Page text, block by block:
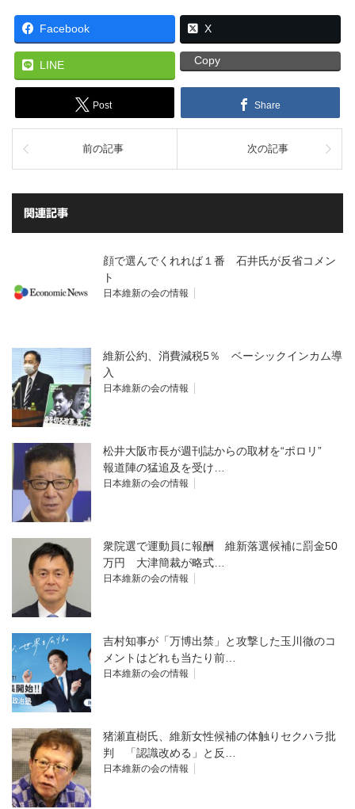
Facebook X
LINE Copy
Post Share
前の記事 次の記事
関連記事
顔で選んでくれれば１番 石井氏が反省コメン
ト
日本維新の会の情報
維新公約、消費減税5％ ベーシックインカム導
入
日本維新の会の情報
松井大阪市長が週刊誌からの取材を“ポロリ”
報道陣の猛追及を受け…
日本維新の会の情報
衆院選で運動員に報酬 維新落選候補に罰金50
万円 大津簡裁が略式…
日本維新の会の情報
吉村知事が「万博出禁」と攻撃した玉川徹のコ
メントはどれも当たり前…
日本維新の会の情報
猪瀬直樹氏、維新女性候補の体触りセクハラ批
判 「認識改める」と反…
日本維新の会の情報